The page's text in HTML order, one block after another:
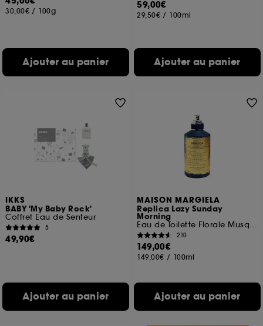
30,00€ / 100g
Ajouter au panier
59,00€
29,50€ / 100ml
Ajouter au panier
IKKS
BABY 'My Baby Rock'
Coffret Eau de Senteur
5
49,90€
Ajouter au panier
MAISON MARGIELA
Replica Lazy Sunday
Morning
Eau de Toilette Florale Musquée
210
149,00€
149,00€ / 100ml
Ajouter au panier